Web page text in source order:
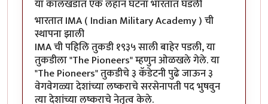
या कालखंडात एक लहान घटना भारतात घडली
भारतात IMA ( Indian Military Academy ) ची
स्थापना झाली
IMA ची पहिलि तुकडी १९३५ साली बाहेर पडली, या
तुकडीला "The Pioneers" म्हणुन ओळखले गेले. या
"The Pioneers" तुकडीचे ३ कॅडेटनी पुढे जाऊन ३
वेगवेगळ्या देशांच्या लष्कराचे सरसेनापती पद भुषवुन
त्या देशांच्या लष्कराचे नेतृत्व केले.